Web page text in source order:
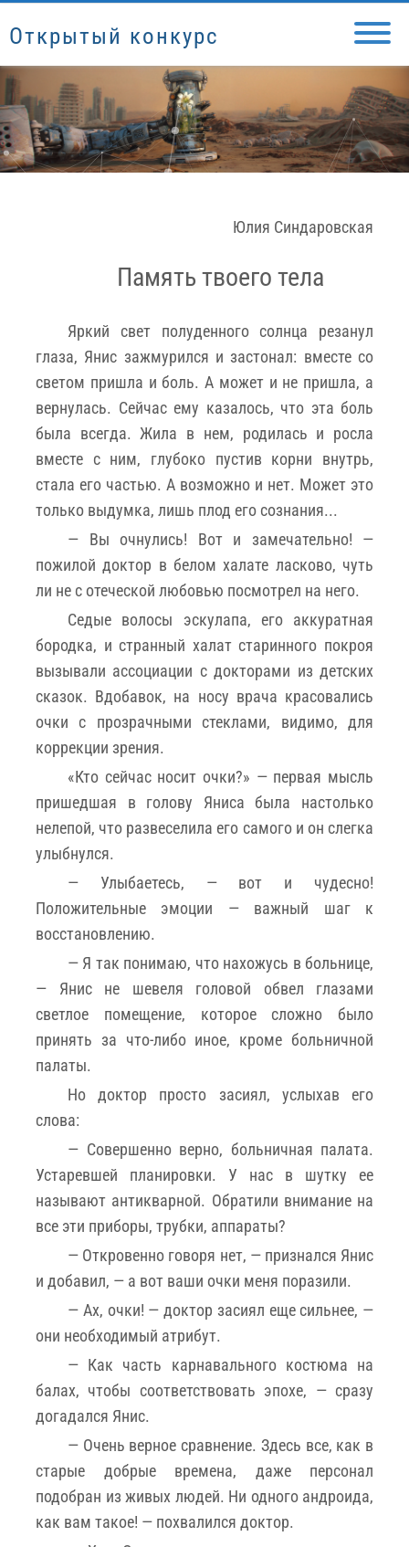
Открытый конкурс
Юлия Синдаровская
Память твоего тела
Яркий свет полуденного солнца резанул
глаза, Янис зажмурился и застонал: вместе со
светом пришла и боль. А может и не пришла, а
вернулась. Сейчас ему казалось, что эта боль
была всегда. Жила в нем, родилась и росла
вместе с ним, глубоко пустив корни внутрь,
стала его частью. А возможно и нет. Может это
только выдумка, лишь плод его сознания...
— Вы очнулись! Вот и замечательно! —
пожилой доктор в белом халате ласково, чуть
ли не с отеческой любовью посмотрел на него.
Седые волосы эскулапа, его аккуратная
бородка, и странный халат старинного покроя
вызывали ассоциации с докторами из детских
сказок. Вдобавок, на носу врача красовались
очки с прозрачными стеклами, видимо, для
коррекции зрения.
«Кто сейчас носит очки?» — первая мысль
пришедшая в голову Яниса была настолько
нелепой, что развеселила его самого и он слегка
улыбнулся.
— Улыбаетесь, — вот и чудесно!
Положительные эмоции — важный шаг к
восстановлению.
— Я так понимаю, что нахожусь в больнице,
— Янис не шевеля головой обвел глазами
светлое помещение, которое сложно было
принять за что-либо иное, кроме больничной
палаты.
Но доктор просто засиял, услыхав его
слова:
— Совершенно верно, больничная палата.
Устаревшей планировки. У нас в шутку ее
называют антикварной. Обратили внимание на
все эти приборы, трубки, аппараты?
— Откровенно говоря нет, — признался Янис
и добавил, — а вот ваши очки меня поразили.
— Ах, очки! — доктор засиял еще сильнее, —
они необходимый атрибут.
— Как часть карнавального костюма на
балах, чтобы соответствовать эпохе, — сразу
догадался Янис.
— Очень верное сравнение. Здесь все, как в
старые добрые времена, даже персонал
подобран из живых людей. Ни одного андроида,
как вам такое! — похвалился доктор.